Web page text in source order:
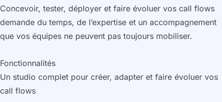
Concevoir, tester, déployer et faire évoluer vos call flows
demande du temps, de l’expertise et un accompagnement
que vos équipes ne peuvent pas toujours mobiliser.
Fonctionnalités
Un studio complet pour créer, adapter et faire évoluer vos
call flows